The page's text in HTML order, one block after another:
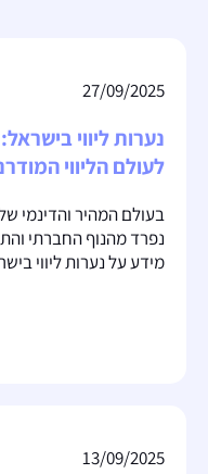
27/09/2025
נערות ליווי
לעולם הליווי
בעולם המהיר והדינמי של
נפרד מהנוף החברתי
מידע על נערות ליווי
13/09/2025